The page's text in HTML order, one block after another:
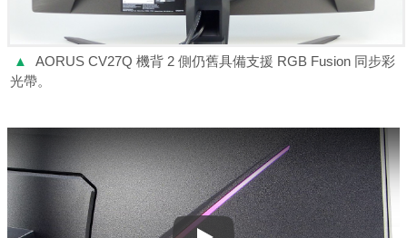
▲
AORUS CV27Q 機背 2 側仍舊具備支援 RGB Fusion 同步彩
光帶。